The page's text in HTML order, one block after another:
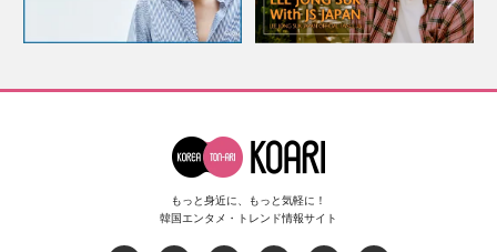
もっと身近に、もっと気軽に！
韓国エンタメ・トレンド情報サイト